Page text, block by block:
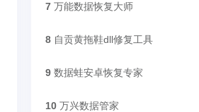
7 万能数据恢复大师
8 自贡黄拖鞋dll修复工具
9 数据蛙安卓恢复专家
10 万兴数据管家